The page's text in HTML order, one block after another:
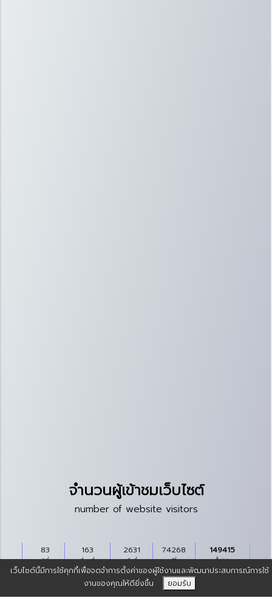
จำนวนผู้เข้าชมเว็บไซต์
number of website visitors
วันนี้
83
เมื่อวานนี้
163
เดือนนี้
2631
ปีนี้
74268
ทั้งหมด
149415
เว็บไซต์นี้มีการใช้คุกกี้เพื่อจดจำการตั้งค่าของผู้ใช้งานและพัฒนาประสบการณ์การใช้
งานของคุณให้ดียิ่งขึ้น
ยอมรับ